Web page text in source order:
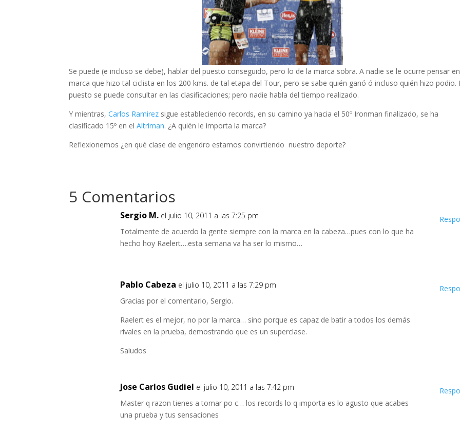
Se puede (e incluso se debe), hablar del puesto conseguido, pero lo de la marca sobra. A nadie se le ocurre pensar
marca que hizo tal ciclista en los 200 kms. de tal etapa del Tour, pero se sabe quién ganó ó incluso quién hizo podio.
puesto se puede consultar en las clasificaciones; pero nadie habla del tiempo realizado.
Y mientras,Carlos Ramirez sigue estableciendo records, en su camino ya hacia el 50º Ironman finalizado, se ha
clasificado 15º en elAltriman. ¿A quién le importa la marca?
Reflexionemos ¿en qué clase de engendro estamos convirtiendo nuestro deporte?
5 Comentarios
Sergio M. el julio 10, 2011 a las 7:25 pm
Totalmente de acuerdo la gente siempre con la marca en la cabeza…pues con lo que ha
hecho hoy Raelert….esta semana va ha ser lo mismo…
Pablo Cabeza el julio 10, 2011 a las 7:29 pm
Gracias por el comentario, Sergio.
Raelert es el mejor, no por la marca… sino porque es capaz de batir a todos los demás
rivales en la prueba, demostrando que es un superclase.
Saludos
Jose Carlos Gudiel el julio 10, 2011 a las 7:42 pm
Master q razon tienes a tomar po c… los records lo q importa es lo agusto que acabes
una prueba y tus sensaciones